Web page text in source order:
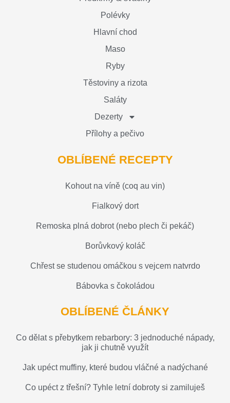
Polévky
Hlavní chod
Maso
Ryby
Těstoviny a rizota
Saláty
Dezerty
Přílohy a pečivo
OBLÍBENÉ RECEPTY
Kohout na víně (coq au vin)
Fialkový dort
Remoska plná dobrot (nebo plech či pekáč)
Borůvkový koláč
Chřest se studenou omáčkou s vejcem natvrdo
Bábovka s čokoládou
OBLÍBENÉ ČLÁNKY
Co dělat s přebytkem rebarbory: 3 jednoduché nápady,
jak ji chutně využít
Jak upéct muffiny, které budou vláčné a nadýchané
Co upéct z třešní? Tyhle letní dobroty si zamiluješ